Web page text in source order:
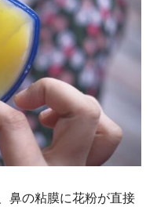
鼻の粘膜に花粉が直接